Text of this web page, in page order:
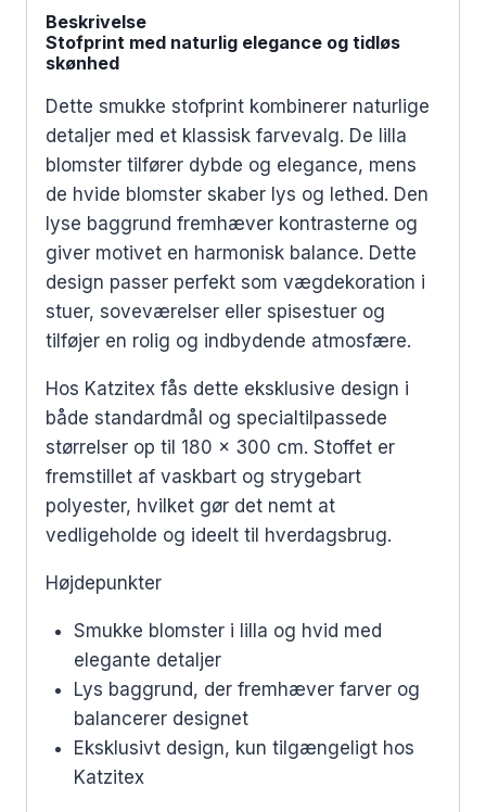
Beskrivelse
Stofprint med naturlig elegance og tidløs
skønhed
Dette smukke stofprint kombinerer naturlige
detaljer med et klassisk farvevalg. De lilla
blomster tilfører dybde og elegance, mens
de hvide blomster skaber lys og lethed. Den
lyse baggrund fremhæver kontrasterne og
giver motivet en harmonisk balance. Dette
design passer perfekt som vægdekoration i
stuer, soveværelser eller spisestuer og
tilføjer en rolig og indbydende atmosfære.
Hos Katzitex fås dette eksklusive design i
både standardmål og specialtilpassede
størrelser op til 180 x 300 cm. Stoffet er
fremstillet af vaskbart og strygebart
polyester, hvilket gør det nemt at
vedligeholde og ideelt til hverdagsbrug.
Højdepunkter
Smukke blomster i lilla og hvid med
elegante detaljer
Lys baggrund, der fremhæver farver og
balancerer designet
Eksklusivt design, kun tilgængeligt hos
Katzitex